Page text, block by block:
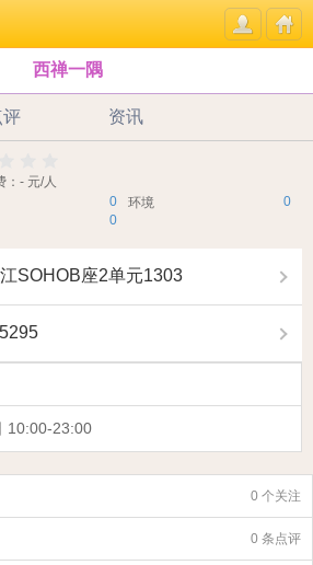
西禅一隅
评 资讯
：- 元/人
0
0
环境
0
SOHOB座2单元1303
10:00-23:00
0 个关注
0 条点评